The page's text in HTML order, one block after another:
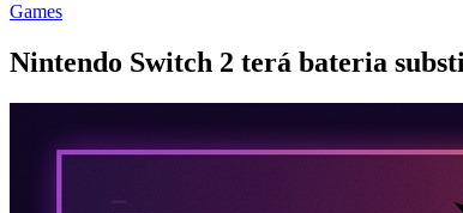
Games
Nintendo Switch 2 terá bateria